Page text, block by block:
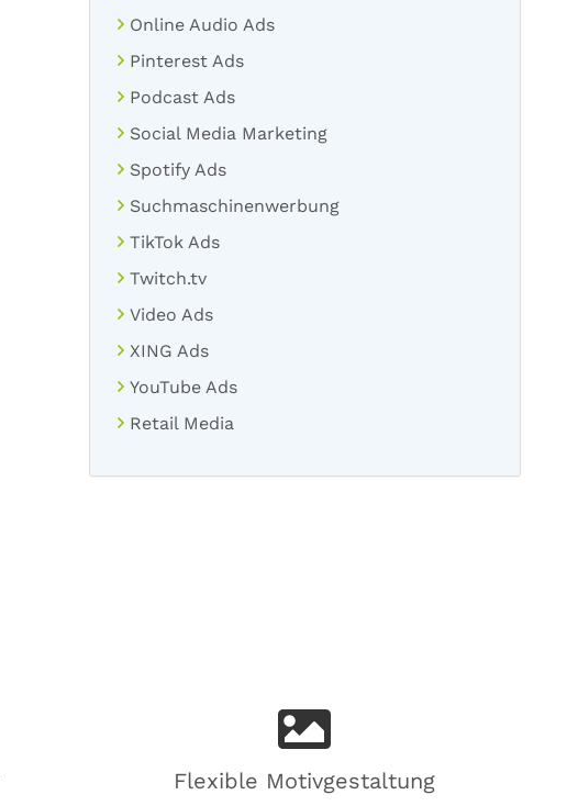
Online Audio Ads
Pinterest Ads
Podcast Ads
Social Media Marketing
Spotify Ads
Suchmaschinenwerbung
TikTok Ads
Twitch.tv
Video Ads
XING Ads
YouTube Ads
Retail Media
Flexible Motivgestaltung